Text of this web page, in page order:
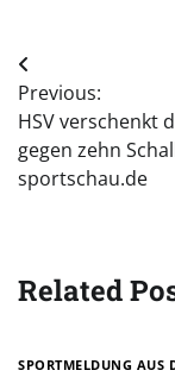
Post
navigation
Previous:
HSV verschenkt
gegen zehn
sportschau.de
Related
SPORTMELDUNG AUS